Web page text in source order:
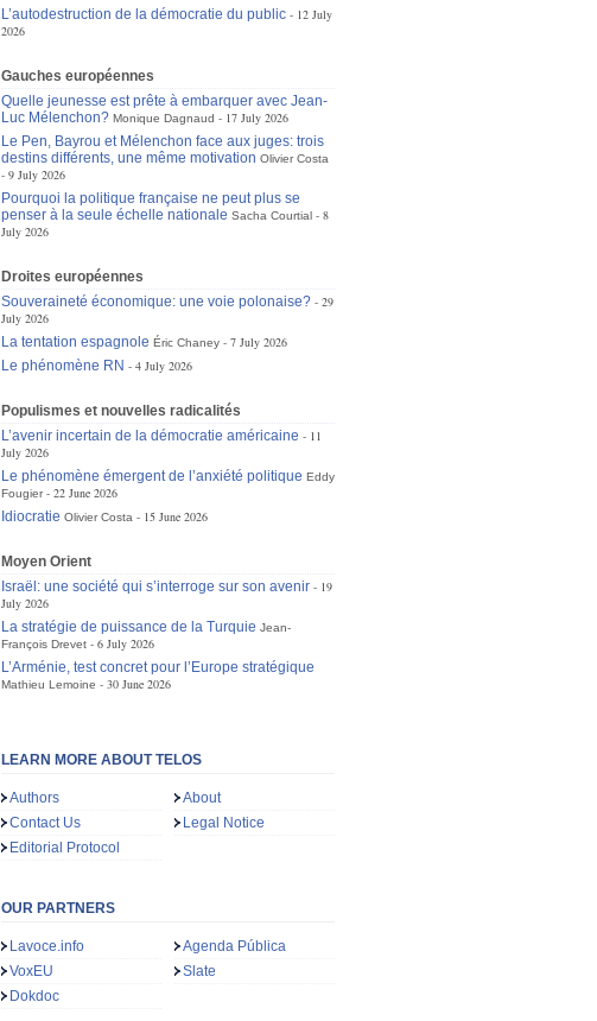
L’autodestruction de la démocratie du public
12 July
2026
Gauches européennes
Quelle jeunesse est prête à embarquer avec Jean-
Luc Mélenchon? Monique Dagnaud
17 July 2026
Le Pen, Bayrou et Mélenchon face aux juges: trois
destins différents, une même motivation Olivier Costa
9 July 2026
Pourquoi la politique française ne peut plus se
penser à la seule échelle nationale Sacha Courtial
8
July 2026
Droites européennes
Souveraineté économique: une voie polonaise?
29
July 2026
La tentation espagnole Éric Chaney
7 July 2026
Le phénomène RN
4 July 2026
Populismes et nouvelles radicalités
L’avenir incertain de la démocratie américaine
11
July 2026
Le phénomène émergent de l’anxiété politique Eddy
Fougier
22 June 2026
Idiocratie Olivier Costa 15 June 2026
Moyen Orient
Israël: une société qui s’interroge sur son avenir
19
July 2026
La stratégie de puissance de la Turquie Jean-
François Drevet
6 July 2026
L’Arménie, test concret pour l’Europe stratégique
Mathieu Lemoine 30 June 2026
LEARN MORE ABOUT TELOS
Authors
About
Contact Us
Legal Notice
Editorial Protocol
OUR PARTNERS
Lavoce.info
Agenda Pública
VoxEU
Slate
Dokdoc